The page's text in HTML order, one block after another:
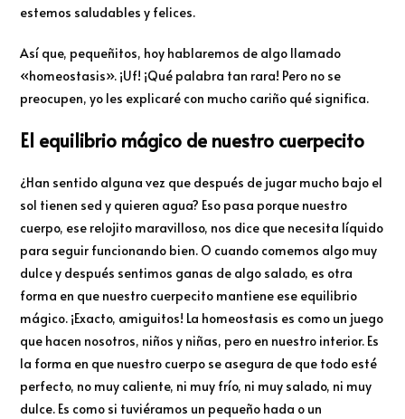
estemos saludables y felices.
Así que, pequeñitos, hoy hablaremos de algo llamado
«homeostasis». ¡Uf! ¡Qué palabra tan rara! Pero no se
preocupen, yo les explicaré con mucho cariño qué significa.
El equilibrio mágico de nuestro cuerpecito
¿Han sentido alguna vez que después de jugar mucho bajo el
sol tienen sed y quieren agua? Eso pasa porque nuestro
cuerpo, ese relojito maravilloso, nos dice que necesita líquido
para seguir funcionando bien. O cuando comemos algo muy
dulce y después sentimos ganas de algo salado, es otra
forma en que nuestro cuerpecito mantiene ese equilibrio
mágico. ¡Exacto, amiguitos! La homeostasis es como un juego
que hacen nosotros, niños y niñas, pero en nuestro interior. Es
la forma en que nuestro cuerpo se asegura de que todo esté
perfecto, no muy caliente, ni muy frío, ni muy salado, ni muy
dulce. Es como si tuviéramos un pequeño hada o un